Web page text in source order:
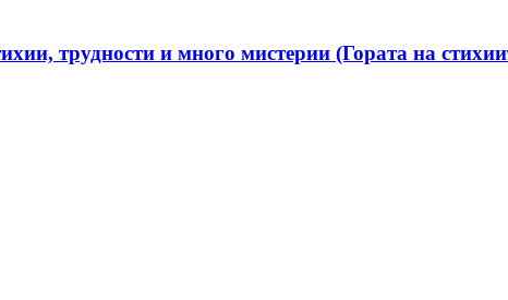
трудности и много мистерии (Гората на